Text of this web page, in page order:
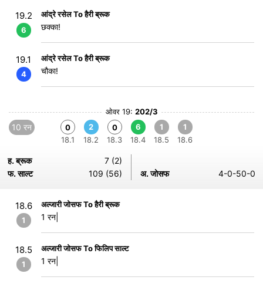
19.2
6
आंद्रे रसेल To हैरी ब्रूक
छक्का!
19.1
4
आंद्रे रसेल To हैरी ब्रूक
चौका!
ओवर 19: 202/3
10 रन
0
18.1
2
18.2
0
18.3
6
18.4
1
18.5
1
18.6
ह. ब्रूक
7 (2)
फ. साल्ट
109 (56) अ. जोसफ 4-0-50-0
18.6
1
अल्जारी जोसफ To हैरी ब्रूक
1 रन|
18.5
1
अल्जारी जोसफ To फिलिप साल्ट
1 रन|